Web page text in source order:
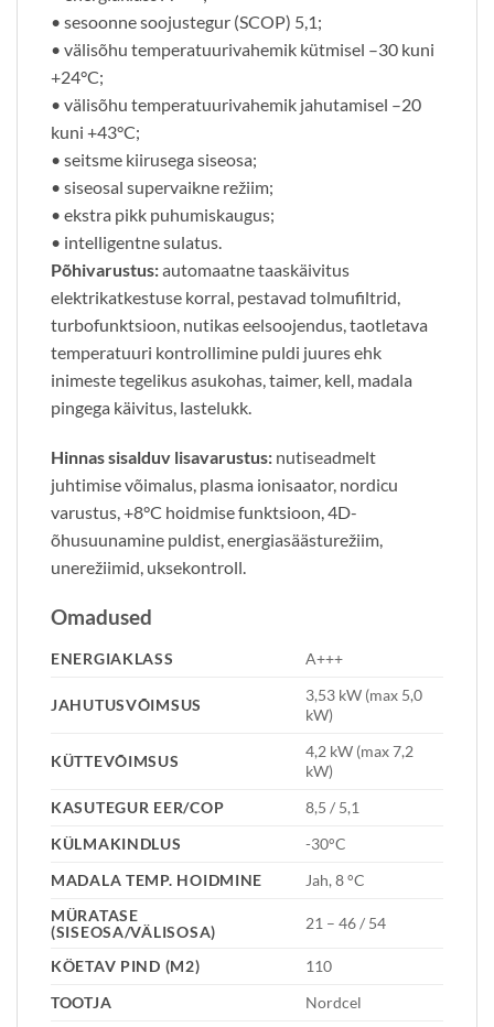
• sesoonne soojustegur (SCOP) 5,1;
• välisõhu temperatuurivahemik kütmisel –30 kuni
+24°C;
• välisõhu temperatuurivahemik jahutamisel –20
kuni +43°C;
• seitsme kiirusega siseosa;
• siseosal supervaikne režiim;
• ekstra pikk puhumiskaugus;
• intelligentne sulatus.
Põhivarustus:automaatne taaskäivitus
elektrikatkestuse korral, pestavad tolmufiltrid,
turbofunktsioon, nutikas eelsoojendus, taotletava
temperatuuri kontrollimine puldi juures ehk
inimeste tegelikus asukohas, taimer, kell, madala
pingega käivitus, lastelukk.
Hinnas sisalduv lisavarustus: nutiseadmelt
juhtimise võimalus, plasma ionisaator, nordicu
varustus, +8°C hoidmise funktsioon, 4D-
õhusuunamine puldist, energiasäästurežiim,
unerežiimid, uksekontroll.
Omadused
ENERGIAKLASS A+++
JAHUTUSVÕIMSUS
3,53 kW (max 5,0
kW)
KÜTTEVÕIMSUS
4,2 kW (max 7,2
kW)
KASUTEGUR EER/COP
8,5 / 5,1
KÜLMAKINDLUS
-30°C
MADALA TEMP. HOIDMINE
Jah, 8 °C
MÜRATASE
(SISEOSA/VÄLISOSA)
21 – 46 / 54
KÖETAV PIND (M2)
110
TOOTJA
Nordcel